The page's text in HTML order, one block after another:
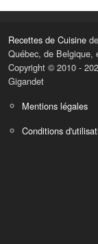
Recettes de Cuisine
Québec, de Belgique,
Copyright © 2010 -
Gigandet
Mentions légales
Conditions